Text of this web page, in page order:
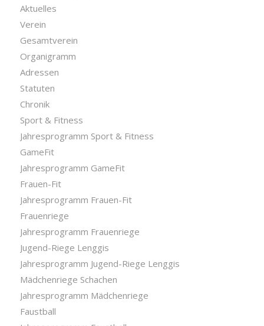
Aktuelles
Verein
Gesamtverein
Organigramm
Adressen
Statuten
Chronik
Sport & Fitness
Jahresprogramm Sport & Fitness
GameFit
Jahresprogramm GameFit
Frauen-Fit
Jahresprogramm Frauen-Fit
Frauenriege
Jahresprogramm Frauenriege
Jugend-Riege Lenggis
Jahresprogramm Jugend-Riege Lenggis
Mädchenriege Schachen
Jahresprogramm Mädchenriege
Faustball